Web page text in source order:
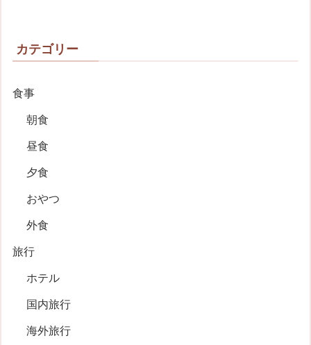
カテゴリー
食事
朝食
昼食
夕食
おやつ
外食
旅行
ホテル
国内旅行
海外旅行